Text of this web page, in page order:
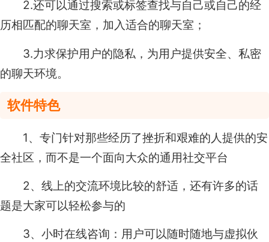
2.还可以通过搜索或标签查找与自己或自己的经
历相匹配的聊天室，加入适合的聊天室；
3.力求保护用户的隐私，为用户提供安全、私密
的聊天环境。
软件特色
1、专门针对那些经历了挫折和艰难的人提供的安
全社区，而不是一个面向大众的通用社交平台
2、线上的交流环境比较的舒适，还有许多的话
题是大家可以轻松参与的
3、小时在线咨询：用户可以随时随地与虚拟伙